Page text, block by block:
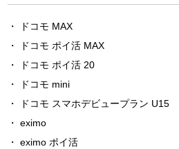
ドコモ MAX
ドコモ ポイ活 MAX
ドコモ ポイ活 20
ドコモ mini
ドコモ スマホデビュープラン U15
eximo
eximo ポイ活